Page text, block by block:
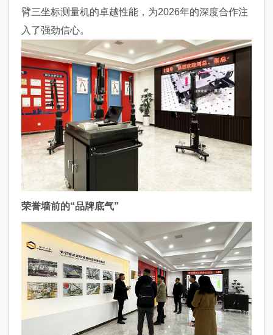
臂三坐标测量机的卓越性能，为2026年的深度合作注
入了强劲信心。
荣誉墙前的“品牌底气”